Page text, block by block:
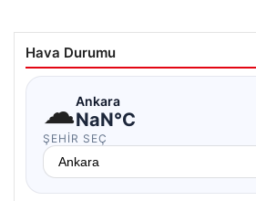
Hava Durumu
☁Ankara
NaN°C
ŞEHIR SEÇ